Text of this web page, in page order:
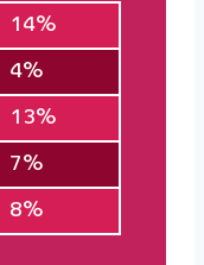
14%
4%
13%
7%
8%